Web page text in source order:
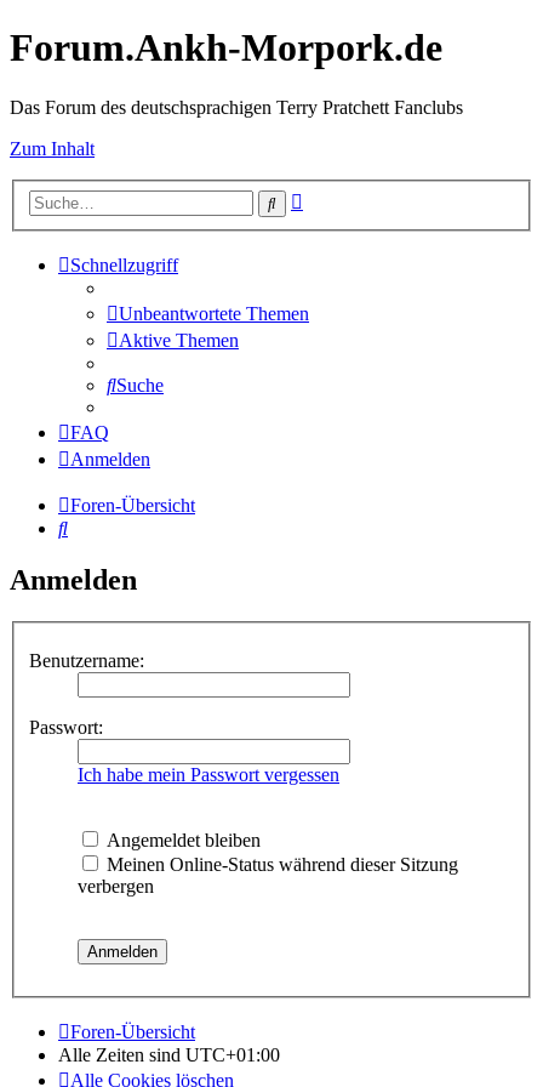
Forum.Ankh-Morpork.de
Das Forum des deutschsprachigen Terry Pratchett Fanclubs
Zum Inhalt
Suche
Schnellzugriff
Unbeantwortete Themen
Aktive Themen
Suche
FAQ
Anmelden
Foren-Übersicht
Suche
Anmelden
Benutzername:
Passwort:
Ich habe mein Passwort vergessen
Angemeldet bleiben
Meinen Online-Status während dieser Sitzung
verbergen
Foren-Übersicht
Alle Zeiten sind UTC+01:00
Alle Cookies löschen